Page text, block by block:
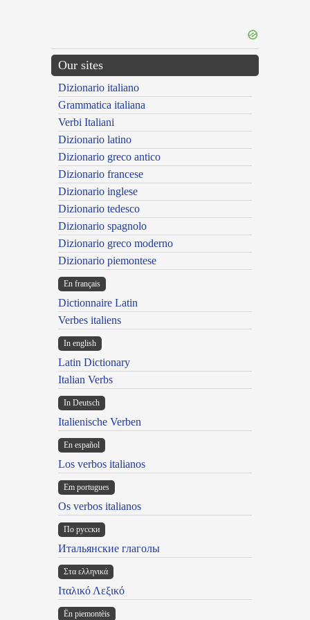
Our sites
Dizionario italiano
Grammatica italiana
Verbi Italiani
Dizionario latino
Dizionario greco antico
Dizionario francese
Dizionario inglese
Dizionario tedesco
Dizionario spagnolo
Dizionario greco moderno
Dizionario piemontese
En français
Dictionnaire Latin
Verbes italiens
In english
Latin Dictionary
Italian Verbs
In Deutsch
Italienische Verben
En español
Los verbos italianos
Em portugues
Os verbos italianos
По русски
Итальянские глаголы
Στα ελληνικά
Ιταλικό Λεξικό
Ën piemontèis